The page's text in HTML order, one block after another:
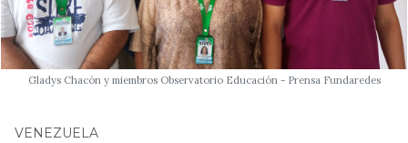
Gladys Chacón y miembros Observatorio Educación - Prensa Fundaredes
VENEZUELA